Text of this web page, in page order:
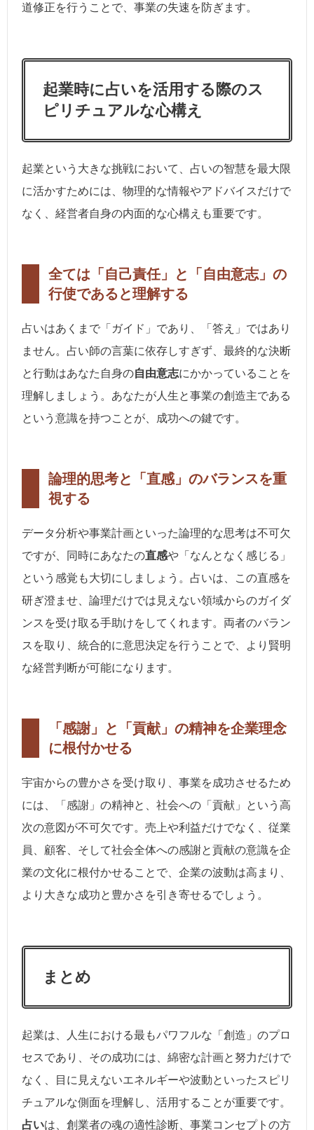
道修正を行うことで、事業の失速を防ぎます。
起業時に占いを活用する際のス
ピリチュアルな心構え
起業という大きな挑戦において、占いの智慧を最大限
に活かすためには、物理的な情報やアドバイスだけで
なく、経営者自身の内面的な心構えも重要です。
全ては「自己責任」と「自由意志」の
行使であると理解する
占いはあくまで「ガイド」であり、「答え」ではあり
ません。占い師の言葉に依存しすぎず、最終的な決断
と行動はあなた自身の自由意志にかかっていることを
理解しましょう。あなたが人生と事業の創造主である
という意識を持つことが、成功への鍵です。
論理的思考と「直感」のバランスを重
視する
データ分析や事業計画といった論理的な思考は不可欠
ですが、同時にあなたの直感や「なんとなく感じる」
という感覚も大切にしましょう。占いは、この直感を
研ぎ澄ませ、論理だけでは見えない領域からのガイダ
ンスを受け取る手助けをしてくれます。両者のバラン
スを取り、統合的に意思決定を行うことで、より賢明
な経営判断が可能になります。
「感謝」と「貢献」の精神を企業理念
に根付かせる
宇宙からの豊かさを受け取り、事業を成功させるため
には、「感謝」の精神と、社会への「貢献」という高
次の意図が不可欠です。売上や利益だけでなく、従業
員、顧客、そして社会全体への感謝と貢献の意識を企
業の文化に根付かせることで、企業の波動は高まり、
より大きな成功と豊かさを引き寄せるでしょう。
まとめ
起業は、人生における最もパワフルな「創造」のプロ
セスであり、その成功には、綿密な計画と努力だけで
なく、目に見えないエネルギーや波動といったスピリ
チュアルな側面を理解し、活用することが重要です。
占いは、創業者の魂の適性診断、事業コンセプトの方